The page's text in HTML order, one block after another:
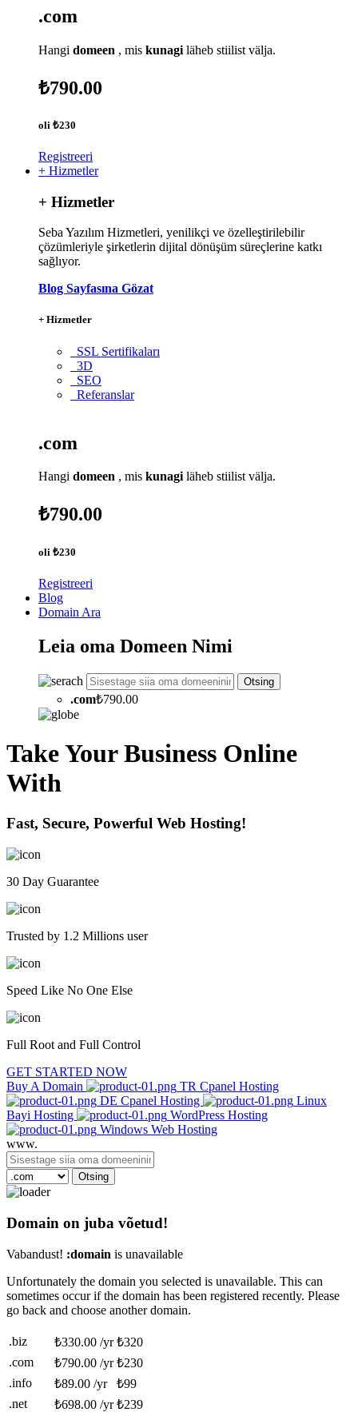
.com
Hangi domeen , mis kunagi läheb stiilist välja.
₺790.00
oli ₺230
Registreeri
+ Hizmetler
+ Hizmetler
Seba Yazılım Hizmetleri, yenilikçi ve özelleştirilebilir
çözümleriyle şirketlerin dijital dönüşüm süreçlerine katkı
sağlıyor.
Blog Sayfasına Gözat
+ Hizmetler
SSL Sertifikaları
3D
SEO
Referanslar
.com
Hangi domeen , mis kunagiläheb stiilist välja.
₺790.00
oli ₺230
Registreeri
Blog
Domain Ara
Leia oma Domeen Nimi
Otsing
.com₺790.00
Take Your Business Online
With
Fast, Secure, Powerful Web Hosting!
30 Day Guarantee
Trusted by 1.2 Millions user
Speed Like No One Else
Full Root and Full Control
GET STARTED NOW
Buy A Domain
TR Cpanel Hosting
DE Cpanel Hosting
Linux
Bayi Hosting
WordPress Hosting
Windows Web Hosting
www.
Otsing
Domain on juba võetud!
Vabandust! :domain is unavailable
Unfortunately the domain you selected is unavailable. This can
sometimes occur if the domain has been registered recently. Please
go back and choose another domain.
.biz ₺330.00 /yr ₺320
.com
₺790.00 /yr ₺230
.info
₺89.00 /yr
₺99
.net
₺698.00 /yr ₺239